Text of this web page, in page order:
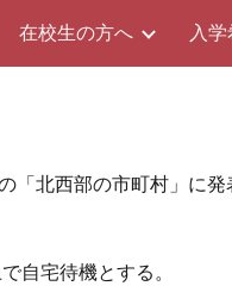
在校生の方へ 入
北西部の市町村」に
自宅待機とする。